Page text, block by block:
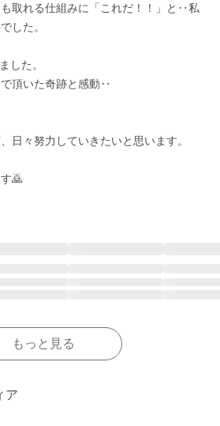
取れる仕組みに「これだ！！」と‥私
した。
した。
頂いた奇跡と感動‥
日々努力していきたいと思います。
もっと見る
ア